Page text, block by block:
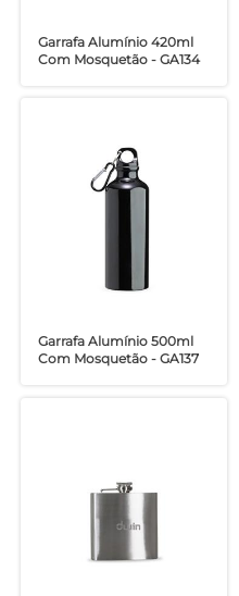
Garrafa Alumínio 420ml
Com Mosquetão - GA134
Garrafa Alumínio 500ml
Com Mosquetão - GA137